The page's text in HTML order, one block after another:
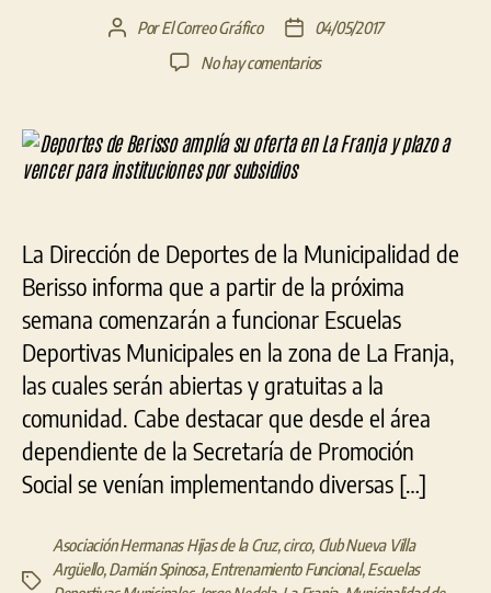
AutorPorEl Correo Gráfico
Fecha
de
04/05/2017
No hay comentariosen
Berisso
amplía
La
Franja
y
plazo
a
vencer
para
instituciones
por
subsidios
La Dirección de Deportes de la Municipalidad de
Berisso informa que a partir de la próxima
semana comenzarán a funcionar Escuelas
Deportivas Municipales en la zona de La Franja,
las cuales serán abiertas y gratuitas a la
comunidad. Cabe destacar que desde el área
dependiente de la Secretaría de Promoción
Social se venían implementando diversas […]
Etiquetas
Asociación Hermanas Hijas de la Cruz,circo, Club Nueva Villa
Argüello,Damián Spinosa,Entrenamiento Funcional,Escuelas